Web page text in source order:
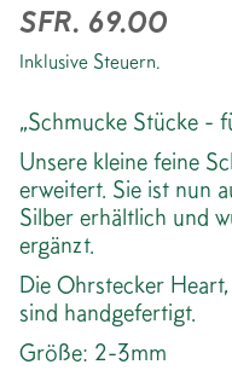
SFR. 69.00
Inklusive Steuern.
„Schmucke Stücke -
Unsere kleine feine
erweitert. Sie ist nun
Silber erhältlich und
ergänzt.
Die Ohrstecker
sind handgefertigt.
Größe: 2-3mm